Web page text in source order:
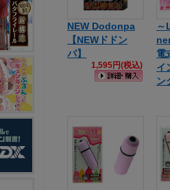
NEW Dodonpa
【NEWドドン
パ】
1,595円(税込)
電
イ
ン